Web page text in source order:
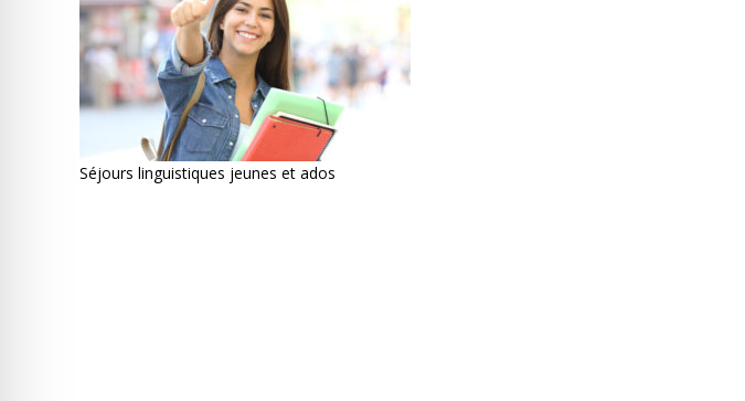
Séjours linguistiques jeunes et ados